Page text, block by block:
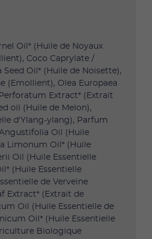
Oil* (Huile de Noyaux
Coco Caprylate /
Oil* (Huile de Noisette),
(Emollient), Olea Europaea
Extract* (Extrait
oil (Huile de Melon),
d'Ylang-ylang), Parfum
Oil (Huile
Limonum Oil* (Huile
Oil (Huile Essentielle
(Huile Essentielle
de Verveine
Extract* (Extrait de
Oil (Huile Essentielle de
Oil* (Huile Essentielle
Biologique